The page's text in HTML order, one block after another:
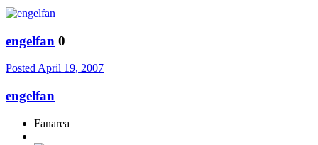
engelfan 0
PostedApril 19, 2007
engelfan
Fanarea